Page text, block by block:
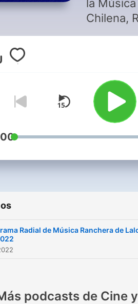
la
Chilena,
al
Radial de Música Ranchera de
podcasts de Cine